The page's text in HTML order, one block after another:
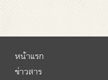
หน้าแรก
ข่าวสาร